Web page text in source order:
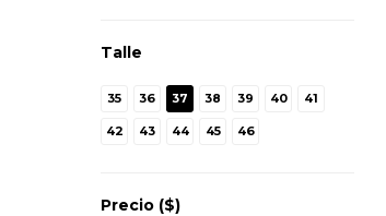
Talle
35 36 37 38 39 40 41
42 43 44 45 46
Precio ($)